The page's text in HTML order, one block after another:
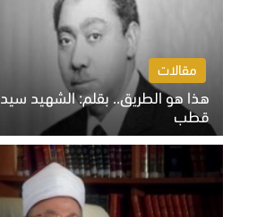
مقالات
هذا هو الطريق.. بقلم: الشهيد سيد
قطب
الخميس 6 أغسطس 2026 10:52 ص